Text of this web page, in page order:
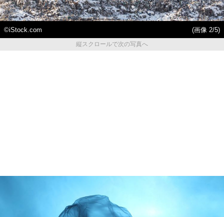
©iStock.com
(画像 2/5)
縦スクロールで次の写真へ